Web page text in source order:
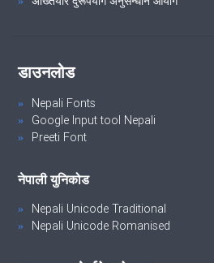
डाउनलोड
Nepali Fonts
Google Input tool Nepali
Preeti Font
नेपाली युनिकोड
Nepali Unicode Traditional
Nepali Unicode Romanised